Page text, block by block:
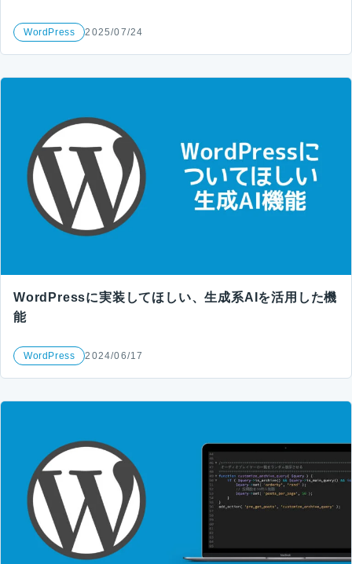
WordPress 2025/07/24
WordPressに実装してほしい、生成系AIを活用した機
能
WordPress 2024/06/17